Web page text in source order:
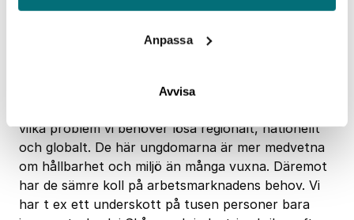
Anpassa
Avvisa
Max Grym, kommunikatör för
vilka problem vi behöver lösa regionalt, nationellt
och globalt. De här ungdomarna är mer medvetna
om hållbarhet och miljö än många vuxna. Däremot
har de sämre koll på arbetsmarknadens behov. Vi
har t ex ett underskott på tusen personer bara